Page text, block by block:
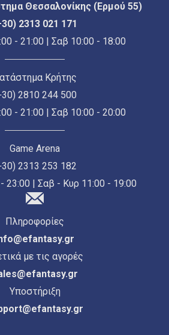
Θεσσαλονίκης (Ερμού 55)
2313 021 171
- 21:00 | Σαβ 10:00 - 18:00
Κρήτης
2810 244 500
- 21:00 | Σαβ 10:00 - 20:00
Game Arena
2313 253 182
23:00 | Σαβ - Κυρ 11:00 - 19:00
Πληροφορίες
με τις αγορές
Υποστήριξη